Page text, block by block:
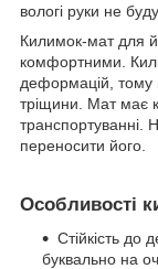
вологі руки не
Килимок-мат для
комфортними.
деформацій, тому
тріщини. Мат має
транспортуванні.
переносити його.
Особливості
Стійкість до
буквально на